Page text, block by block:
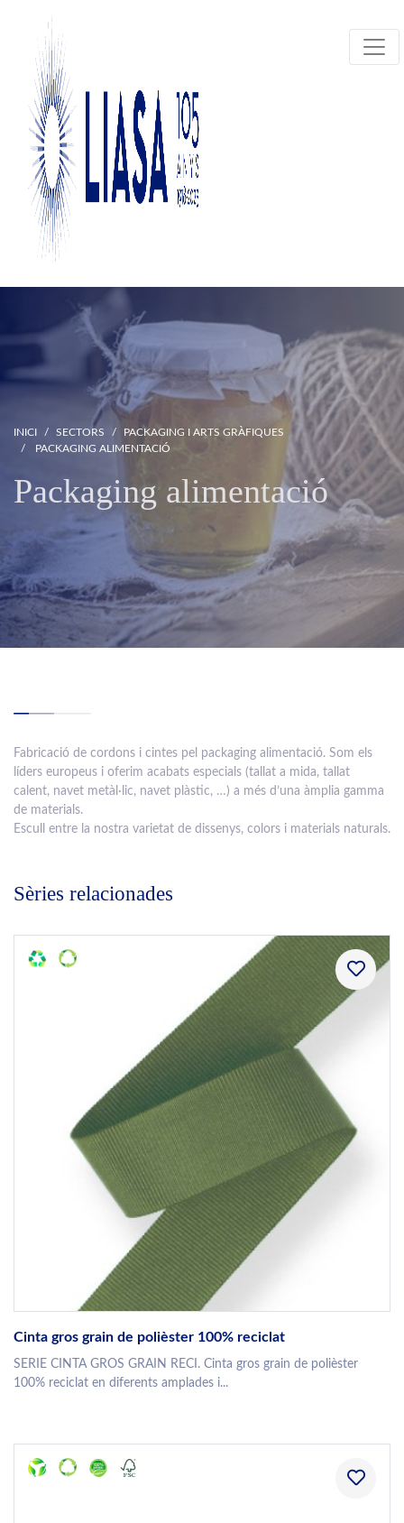
INICI SECTORS
PACKAGING I ARTS GRÀFIQUES
PACKAGING ALIMENTACIÓ
Packaging alimentació
Fabricació de cordons i cintes pel packaging alimentació. Som els
líders europeus i oferim acabats especials (tallat a mida, tallat
calent, navet metàl·lic, navet plàstic, …) a més d’una àmplia gamma
de materials.
Escull entre la nostra varietat de dissenys, colors i materials naturals.
Sèries relacionades
Cinta gros grain de polièster 100% reciclat
SERIE CINTA GROS GRAIN RECI. Cinta gros grain de polièster
100% reciclat en diferents amplades i...